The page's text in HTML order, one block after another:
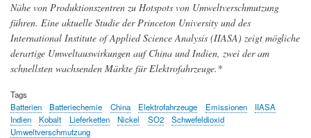
Nähe von Produktionszentren zu Hotspots von Umweltverschmutzung
führen. Eine aktuelle Studie der Princeton University und des
International Institute of Applied Science Analysis (IIASA) zeigt mögliche
derartige Umweltauswirkungen auf China und Indien, zwei der am
schnellsten wachsenden Märkte für Elektrofahrzeuge.*
Tags
Batterien
Batteriechemie China Elektrofahrzeuge Emissionen
IIASA
Indien
Kobalt Lieferketten Nickel SO2
Schwefeldioxid
Umweltverschmutzung